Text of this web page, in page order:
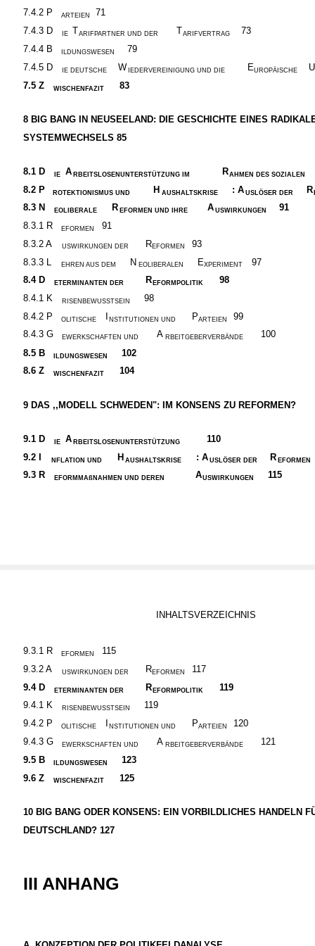
7.4.2 P
ARTEIEN
71
7.4.3 D
IE TARIFPARTNER UND DER TARIFVERTRAG
73
7.4.4 B
ILDUNGSWESEN
79
7.4.5 D
IE DEUTSCHE W IEDERVEREINIGUNG UND DIE EUROPÄISCHE
U
7.5 Z WISCHENFAZIT 83
8 BIG BANG IN NEUSEELAND: DIE GESCHICHTE EINES
SYSTEMWECHSELS 85
8.1 D IE A RBEITSLOSENUNTERSTÜTZUNG IM RAHMEN DES SOZIALEN
8.2 P ROTEKTIONISMUS UND H AUSHALTSKRISE : A USLÖSER DER R
8.3 N EOLIBERALE R EFORMEN UND IHRE A USWIRKUNGEN
91
8.3.1 R
EFORMEN
91
8.3.2 A
USWIRKUNGEN DER REFORMEN
93
8.3.3 L
EHREN AUS DEM N EOLIBERALEN EXPERIMENT
97
8.4 D ETERMINANTEN DER R EFORMPOLITIK
98
8.4.1 K
RISENBEWUSSTSEIN
98
8.4.2 P
OLITISCHE NSTITUTIONEN UND PARTEIEN
99
8.4.3 G
EWERKSCHAFTEN UND A RBEITGEBERVERBÄNDE
100
8.5 B ILDUNGSWESEN
102
8.6 Z WISCHENFAZIT 104
9 DAS ,,MODELL SCHWEDEN": IM KONSENS ZU REFORMEN?
9.1 D IE A RBEITSLOSENUNTERSTÜTZUNG
110
9.2
NFLATION UND H AUSHALTSKRISE : A USLÖSER DER R EFORMEN
9.3 R EFORMMAßNAHMEN UND DEREN AUSWIRKUNGEN 115
INHALTSVERZEICHNIS
9.3.1 R EFORMEN
115
9.3.2 A
USWIRKUNGEN DER REFORMEN
117
9.4 D ETERMINANTEN DER R EFORMPOLITIK
119
9.4.1 K
RISENBEWUSSTSEIN
119
9.4.2 P
OLITISCHE NSTITUTIONEN UND PARTEIEN
120
9.4.3 G
EWERKSCHAFTEN UND A RBEITGEBERVERBÄNDE
121
9.5 B ILDUNGSWESEN
123
9.6 Z WISCHENFAZIT 125
10 BIG BANG ODER KONSENS: EIN VORBILDLICHES HANDELN
DEUTSCHLAND? 127
III ANHANG